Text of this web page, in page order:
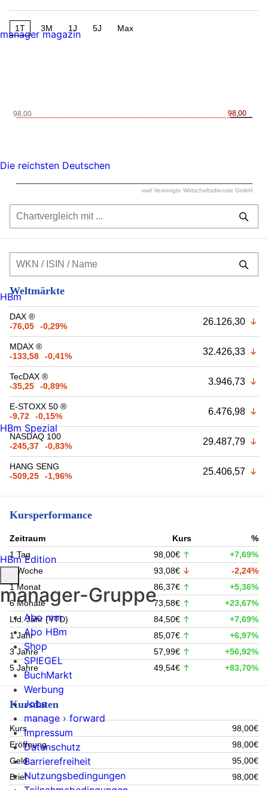
1T 3M 1J 5J Max
98,00
98,00
98,00
vwd Vereinigte Wirtschaftsdienste GmbH
Weltmärkte
DAX ®
-76,05
-0,29% 26.126,30
MDAX ®
-133,58
-0,41% 32.426,33
TecDAX ®
-35,25
-0,89% 3.946,73
E-STOXX 50 ®
-9,72
-0,15% 6.476,98
NASDAQ 100
-245,37
-0,83% 29.487,79
HANG SENG
-509,25
-1,96% 25.406,57
Kursperformance
Zeitraum Kurs
%
1 Tag
98,00€
+7,69%
1 Woche
93,08€
-2,24%
1 Monat
86,37€
+5,36%
6 Monate
73,58€
+23,67%
Lfd. Jahr (YTD)
84,50€
+7,69%
1 Jahr
85,07€
+6,97%
3 Jahre
57,99€
+56,92%
5 Jahre
49,54€ +83,70%
Kursdaten
Kurs
98,00€
Eröffnung
98,00€
Geld
95,00€
Brief
98,00€
manager magazin
Die reichsten Deutschen
HBm
HBm Spezial
HBm Edition
manager-Gruppe
Abo mm
Abo HBm
Shop
SPIEGEL
BuchMarkt
Werbung
Jobs
manage › forward
Impressum
Datenschutz
Barrierefreiheit
Nutzungsbedingungen